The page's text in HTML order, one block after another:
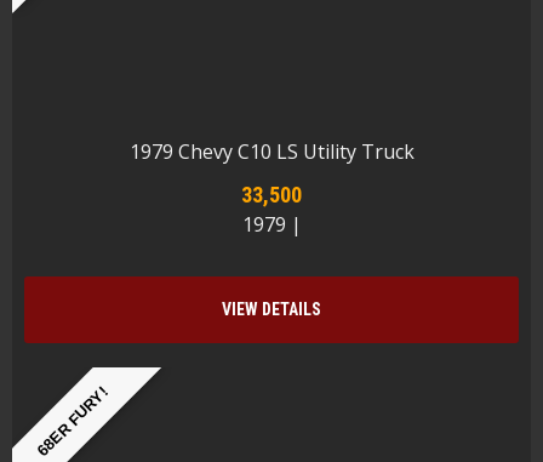
1979 Chevy C10 LS Utility Truck
33,500
1979 |
VIEW DETAILS
68ER FURY!